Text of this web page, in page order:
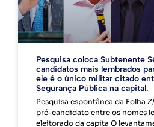
Pesquisa coloca Subtenente
candidatos mais lembrados
ele é o único militar citado
Segurança Pública na capital.
Pesquisa espontânea da Folha
pré-candidato entre os nomes
eleitorado da capita O